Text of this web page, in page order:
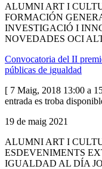
ALUMNI ART I
FORMACIÓN
INVESTIGACIÓ I
NOVEDADES OCI
Convocatoria del II
públicas de igualdad
[ 7 Maig, 2018 13:00 a
entrada es troba
19 de maig 2021
ALUMNI ART I
ESDEVENIMENTS
IGUALDAD AL DÍA